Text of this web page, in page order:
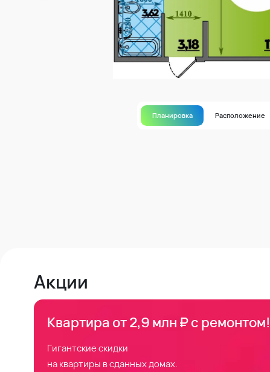
Планировка Расположение
Акции
Квартира от 2,9 млн ₽ с ремонтом!
Гигантские скидки
на квартиры в сданных домах.